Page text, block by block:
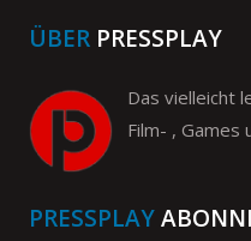
ÜBER PRESSPLAY
Das vielleicht
Film- , Games
PRESSPLAY